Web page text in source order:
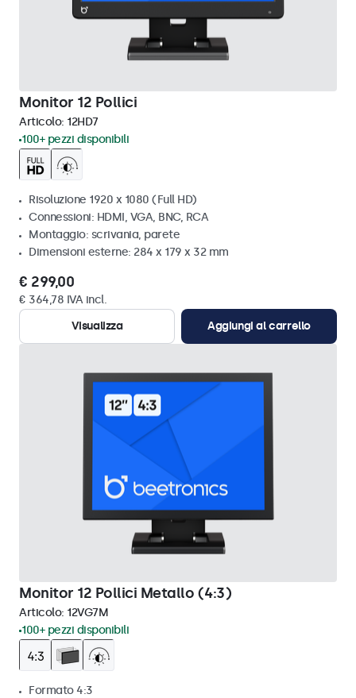
Monitor 12 Pollici
Articolo: 12HD7
100+ pezzi disponibili
Risoluzione 1920 x 1080 (Full HD)
Connessioni: HDMI, VGA, BNC, RCA
Montaggio: scrivania, parete
Dimensioni esterne: 284 x 179 x 32 mm
€ 299,00
€ 364,78 IVA incl.
Visualizza
Aggiungi al carrello
Monitor 12 Pollici Metallo (4:3)
Articolo: 12VG7M
100+ pezzi disponibili
Formato 4:3